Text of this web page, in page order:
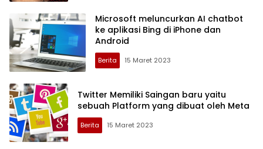
Microsoft meluncurkan AI chatbot
ke aplikasi Bing di iPhone dan
Android
Berita 15 Maret 2023
Twitter Memiliki Saingan baru yaitu
sebuah Platform yang dibuat oleh Meta
Berita 15 Maret 2023